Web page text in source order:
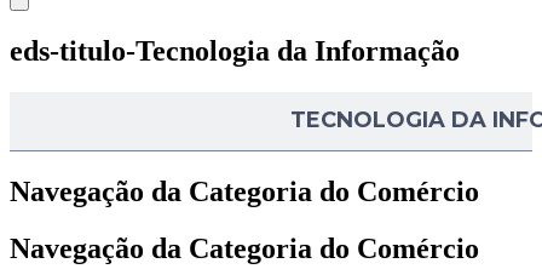
eds-titulo-Tecnologia da Informação
TECNOLOGIA DA
Navegação da Categoria do Comércio
Navegação da Categoria do Comércio